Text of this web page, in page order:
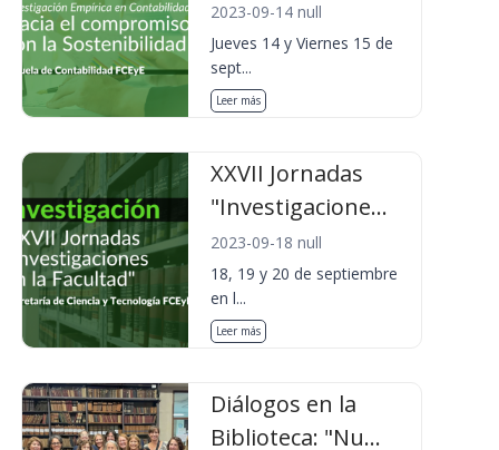
2023-09-14 null
Jueves 14 y Viernes 15 de
sept...
Leer más
XXVII Jornadas
"Investigacione...
2023-09-18 null
18, 19 y 20 de septiembre
en l...
Leer más
Diálogos en la
Biblioteca: "Nu...